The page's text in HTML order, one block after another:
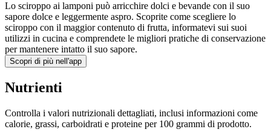
Lo sciroppo ai lamponi può arricchire dolci e bevande con il suo
sapore dolce e leggermente aspro. Scoprite come scegliere lo
sciroppo con il maggior contenuto di frutta, informatevi sui suoi
utilizzi in cucina e comprendete le migliori pratiche di conservazione
per mantenere intatto il suo sapore.
Scopri di più nell'app
Nutrienti
Controlla i valori nutrizionali dettagliati, inclusi informazioni come
calorie, grassi, carboidrati e proteine per 100 grammi di prodotto.